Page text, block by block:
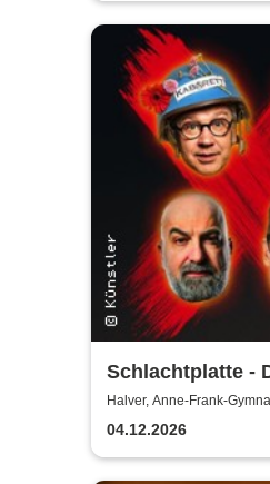
Schlachtplatte -
Halver, Anne-Frank-
04.12.2026